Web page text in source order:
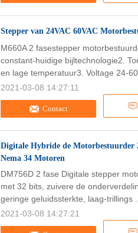
Stepper van 24VAC 60VAC
Contact
M660A 2 fasestepper
constant-huidige bijltechnologie2.
en lage temperatuur3. Voltage 24-
2021-03-08 14:27:11
Digitale Hybride de Motorbestuurder
Nema 34 Motoren
DM756D 2 fase Digitale stepper
met 32 bits, zuivere de
geringe geluidssterkte, laag-trillings
2021-03-08 14:27:21